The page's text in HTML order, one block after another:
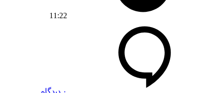
11:22
۰ دیدگاه